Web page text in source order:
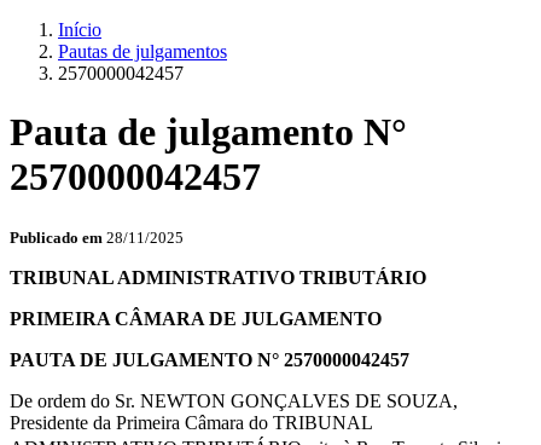
Início
Pautas de julgamentos
2570000042457
Pauta de julgamento N°
2570000042457
Publicado em 28/11/2025
TRIBUNAL ADMINISTRATIVO TRIBUTÁRIO
PRIMEIRA CÂMARA DE JULGAMENTO
PAUTA DE JULGAMENTO N° 2570000042457
De ordem do Sr. NEWTON GONÇALVES DE SOUZA,
Presidente da Primeira Câmara do TRIBUNAL